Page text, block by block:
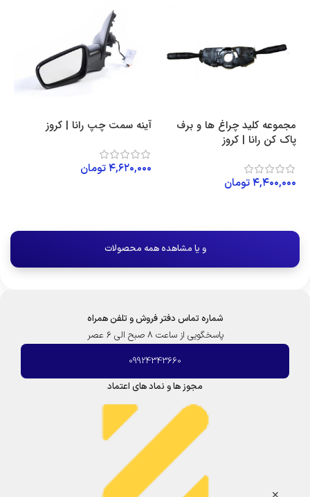
مجموعه کلید چراغ ها و برف
پاک کن رانا | کروز
۴,۴۰۰,۰۰۰تومان
آینه سمت چپ رانا | کروز
۴,۶۲۰,۰۰۰تومان
و یا مشاهده همه محصولات
شماره تماس دفتر فروش و تلفن همراه
پاسخگویی از ساعت 8 صبح الی 6 عصر
09924343660
مجوز ها و نماد های اعتماد